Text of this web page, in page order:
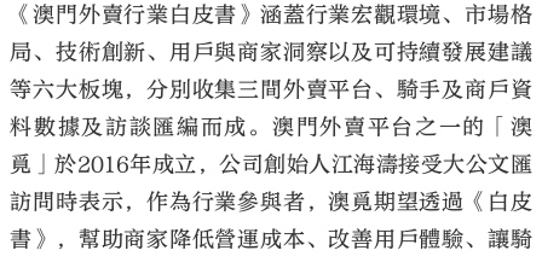
《澳門外賣行業白皮書》涵蓋行業宏觀環境、市場格
局、技術創新、用戶與商家洞察以及可持續發展建議
等六大板塊，分別收集三間外賣平台、騎手及商戶資
料數據及訪談匯編而成。澳門外賣平台之一的「澳
覓」於2016年成立，公司創始人江海濤接受大公文匯
訪問時表示，作為行業參與者，澳覓期望透過《白皮
書》，幫助商家降低營運成本、改善用戶體驗、讓騎